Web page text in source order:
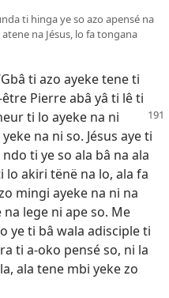
ti hinga ye so azo apensé na
na Jésus, lo fa tongana
ti azo ayeke tene ti
Pierre abâ yâ ti lê ti
ti lo ayeke na ni
na ni so. Jésus aye ti
ti ye so ala bâ na ala
lo akiri tënë na lo, ala fa
mingi ayeke na ni na
na lege ni ape so. Me
ye ti bâ wala adisciple ti
ti a-oko pensé so, ni la
ala tene mbi yeke zo